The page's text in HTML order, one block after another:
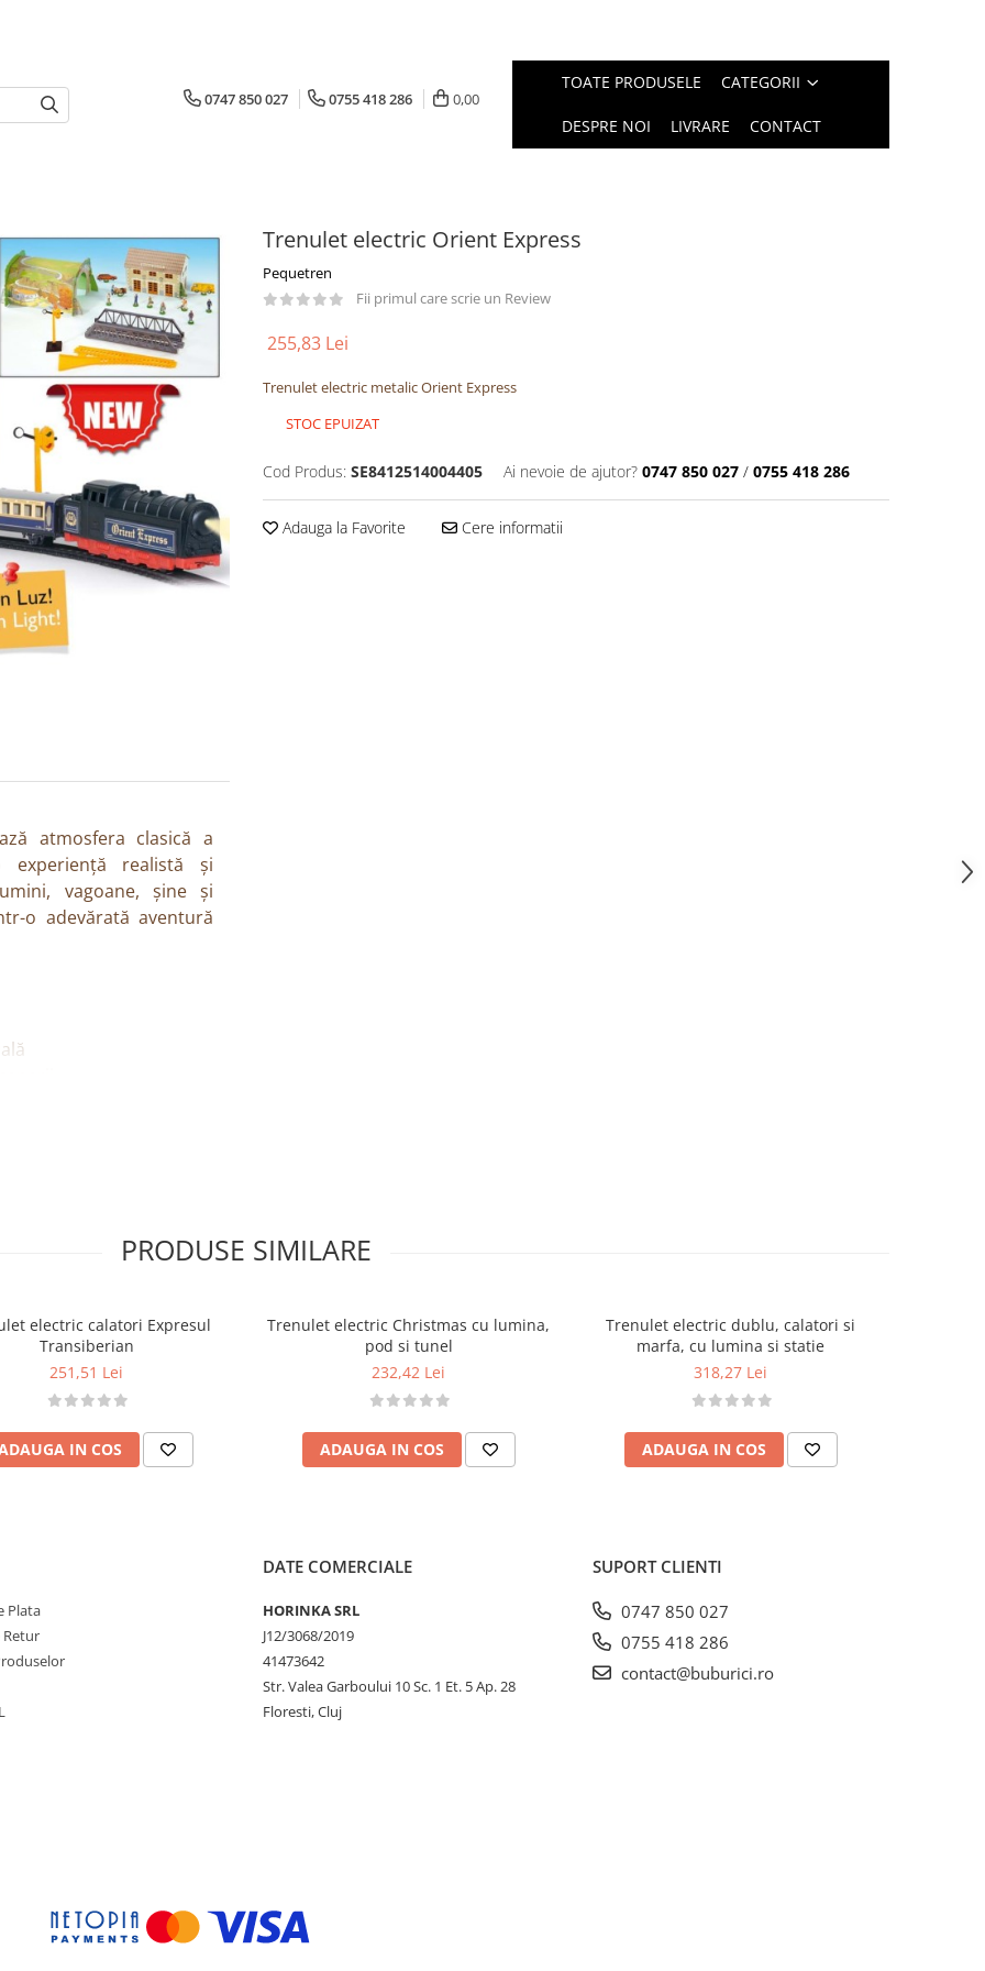
0747 850 027 0755 418 286 0,00
TOATE PRODUSELE CATEGORII
DESPRE NOI LIVRARE CONTACT
Trenulet electric Orient Express
Pequetren
Fii primul care scrie un Review
255,83 Lei
Trenulet electric metalic Orient Express
STOC EPUIZAT
Cod Produs: SE8412514004405 Ai nevoie de ajutor? 0747 850 027 / 0755 418 286
Adauga la Favorite Cere informatii
atmosfera clasică a
realistă și
vagoane, șine și
o adevărată aventură
—neincluse
PRODUSE SIMILARE
electric calatori Expresul
Transiberian
251,51 Lei
IN COS
Trenulet electric Christmas cu lumina,
pod si tunel
232,42 Lei
ADAUGA IN COS
Trenulet electric dublu, calatori si
marfa, cu lumina si statie
318,27 Lei
ADAUGA IN COS
Plata
Retur
DATE COMERCIALE
HORINKA SRL
J12/3068/2019
41473642
Str. Valea Garboului 10 Sc. 1 Et. 5 Ap. 28
Floresti, Cluj
SUPORT CLIENTI
0747 850 027
0755 418 286
contact@buburici.ro